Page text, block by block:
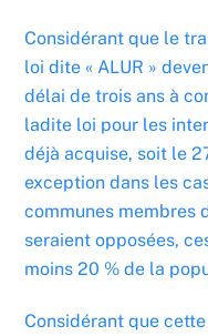
Considérant que le
loi dite « ALUR »
délai de trois ans à
ladite loi pour les
déjà acquise, soit le
exception dans les
communes membres
seraient opposées,
moins 20 % de la
Considérant que